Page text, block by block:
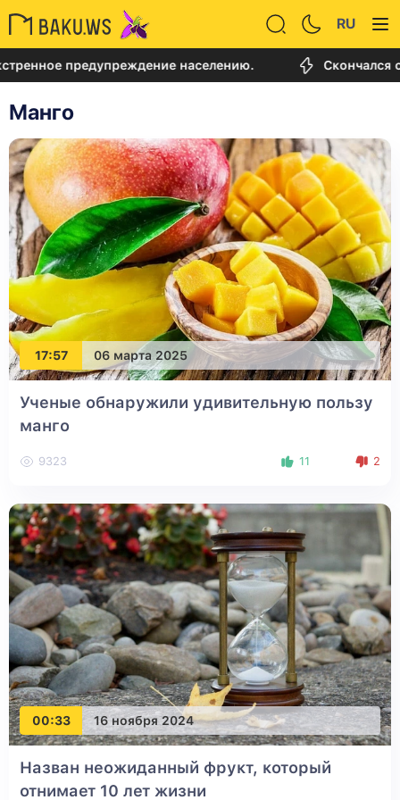
RU
предупреждение населению. Скончался
Манго
17:57 06 марта 2025
Ученые обнаружили удивительную пользу
манго
9323 11 2
00:33 16 ноября 2024
Назван неожиданный фрукт, который
отнимает 10 лет жизни